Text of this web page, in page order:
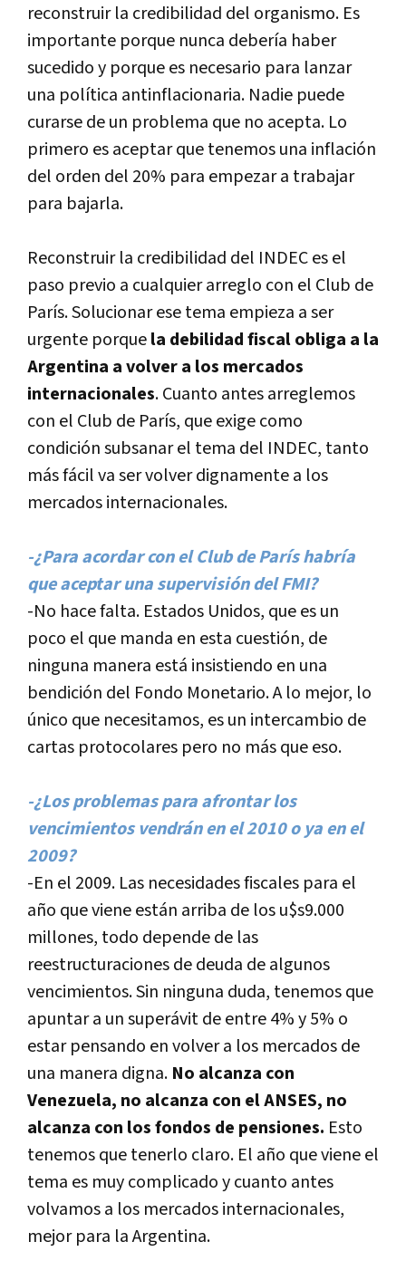
reconstruir la credibilidad del organismo. Es
importante porque nunca deberí­a haber
sucedido y porque es necesario para lanzar
una polí­tica antinflacionaria. Nadie puede
curarse de un problema que no acepta. Lo
primero es aceptar que tenemos una inflación
del orden del 20% para empezar a trabajar
para bajarla.
Reconstruir la credibilidad del INDEC es el
paso previo a cualquier arreglo con el Club de
Parí­s. Solucionar ese tema empieza a ser
urgente porquela debilidad fiscal obliga a la
Argentina a volver a los mercados
internacionales. Cuanto antes arreglemos
con el Club de Parí­s, que exige como
condición subsanar el tema del INDEC, tanto
más fácil va ser volver dignamente a los
mercados internacionales.
-¿Para acordar con el Club de Parí­s habrí­a
que aceptar una supervisión del FMI?
-No hace falta. Estados Unidos, que es un
poco el que manda en esta cuestión, de
ninguna manera está insistiendo en una
bendición del Fondo Monetario. A lo mejor, lo
único que necesitamos, es un intercambio de
cartas protocolares pero no más que eso.
-¿Los problemas para afrontar los
vencimientos vendrán en el 2010 o ya en el
2009?
-En el 2009. Las necesidades fiscales para el
año que viene están arriba de los u$s9.000
millones, todo depende de las
reestructuraciones de deuda de algunos
vencimientos. Sin ninguna duda, tenemos que
apuntar a un superávit de entre 4% y 5% o
estar pensando en volver a los mercados de
una manera digna. No alcanza con
Venezuela, no alcanza con el ANSES, no
alcanza con los fondos de pensiones. Esto
tenemos que tenerlo claro. El año que viene el
tema es muy complicado y cuanto antes
volvamos a los mercados internacionales,
mejor para la Argentina.